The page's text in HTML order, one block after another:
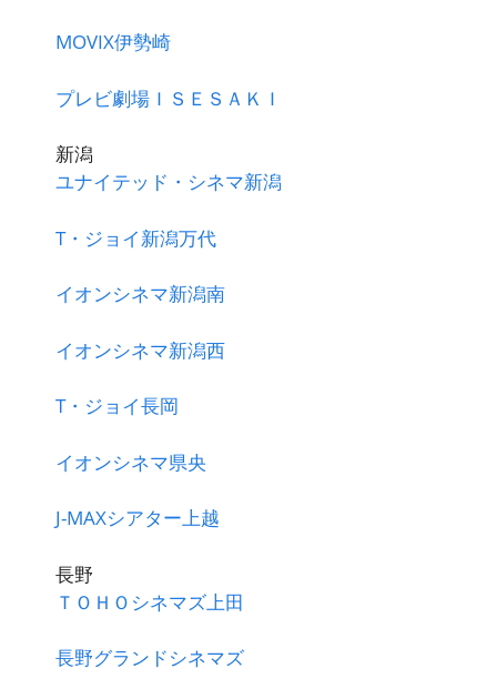
MOVIX伊勢崎
プレビ劇場ＩＳＥＳＡＫＩ
新潟
ユナイテッド・シネマ新潟
T・ジョイ新潟万代
イオンシネマ新潟南
イオンシネマ新潟西
T・ジョイ長岡
イオンシネマ県央
J-MAXシアター上越
長野
ＴＯＨＯシネマズ上田
長野グランドシネマズ